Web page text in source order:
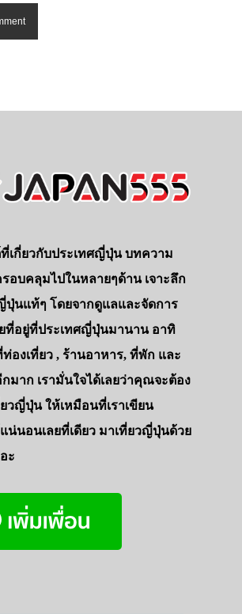
ที่เกี่ยวกับประเทศญี่ปุ่น บทความ
รอบคลุมไปในหลายๆด้าน เจาะลึก
ปุ่นแท้ๆ โดยจากดูแลและจัดการ
ที่อยู่ที่ประเทศญี่ปุ่นมานาน อาทิ
องเที่ยว , ร้านอาหาร, ที่พัก และ
กมาก เรามั่นใจได้เลยว่าคุณจะต้อง
วญี่ปุ่น ให้เหมือนที่เราเขียน
น่นอนเลยที่เดียว มาเที่ยวญี่ปุ่นด้วย
ะ